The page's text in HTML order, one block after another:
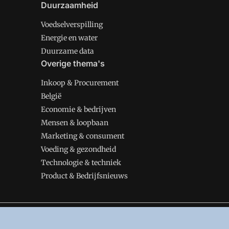
Duurzaamheid
Voedselverspilling
Energie en water
Duurzame data
Overige thema's
Inkoop & Procurement
België
Economie & bedrijven
Mensen & loopbaan
Marketing & consument
Voeding & gezondheid
Technologie & techniek
Product & Bedrijfsnieuws